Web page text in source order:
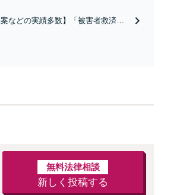
もご相談下さい【子連れ相談可】
などの実績多数】「被害者救済を
無料法律相談
新しく投稿する